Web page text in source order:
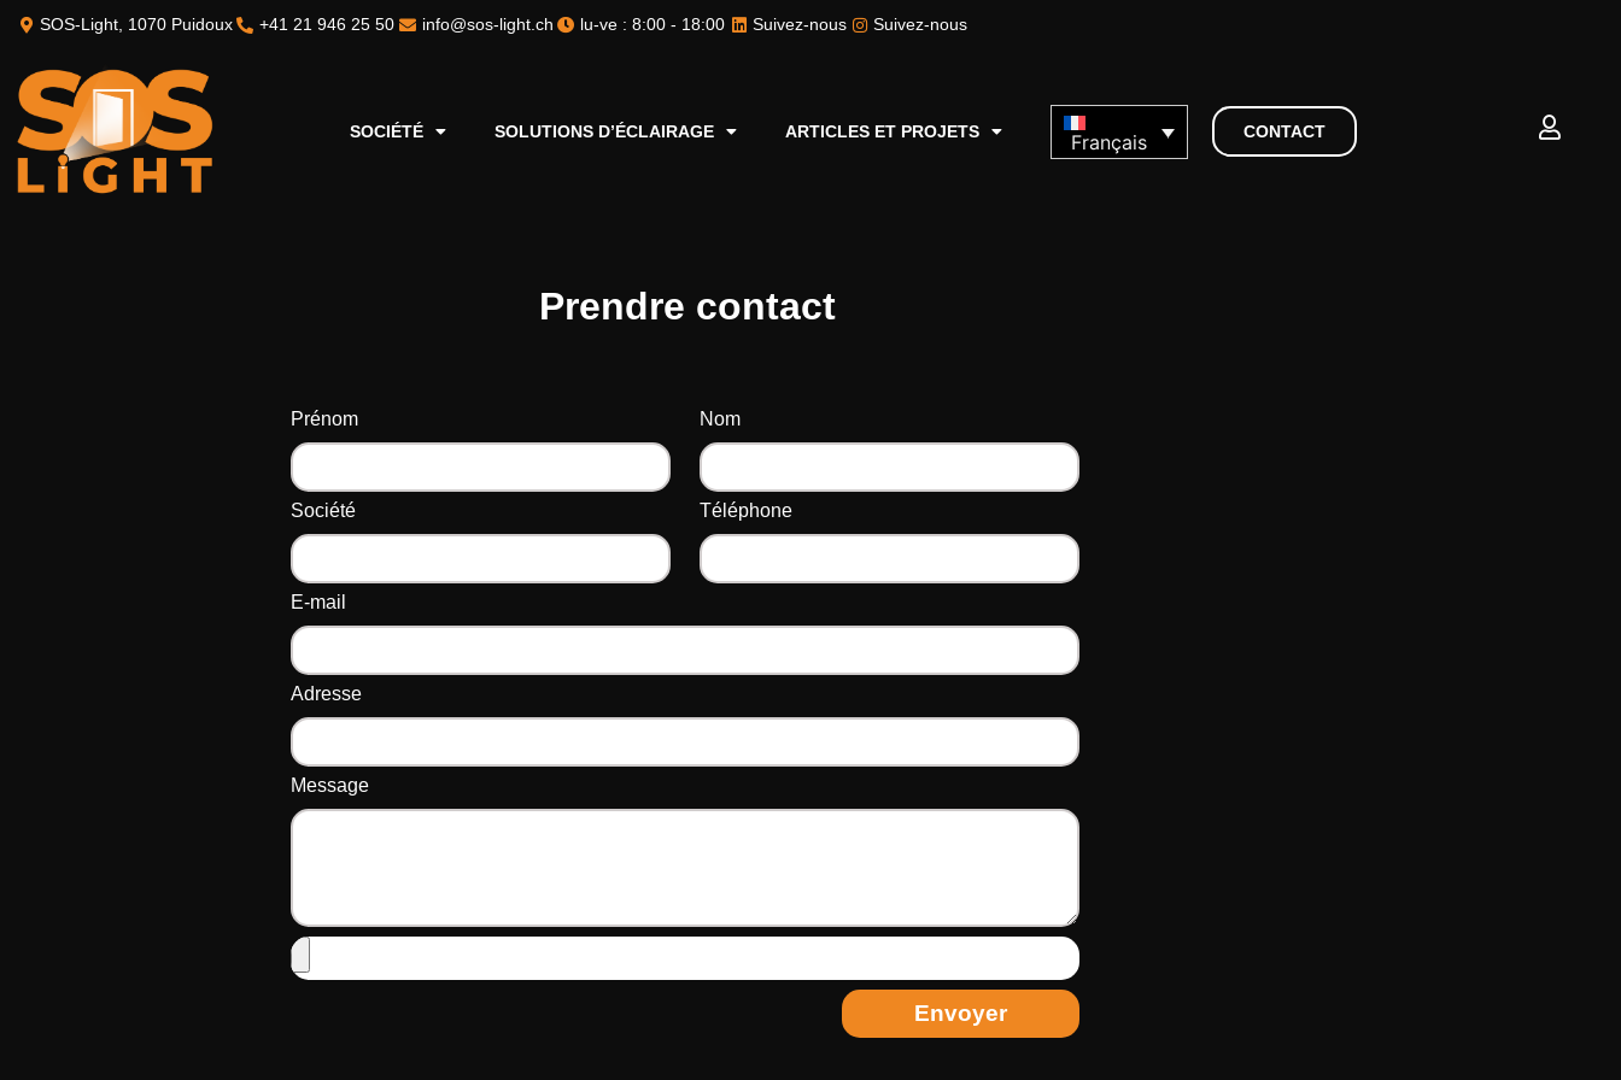
SOS-Light, 1070 Puidoux +41 21 946 25 50 info@sos-light.ch lu-ve : 8:00 - 18:00 Suivez-nous Suivez-nous
SOCIÉTÉ SOLUTIONS D’ÉCLAIRAGE ARTICLES ET PROJETS Français CONTACT
Prendre contact
Prénom Nom
Société Téléphone
E-mail
Adresse
Message
Envoyer